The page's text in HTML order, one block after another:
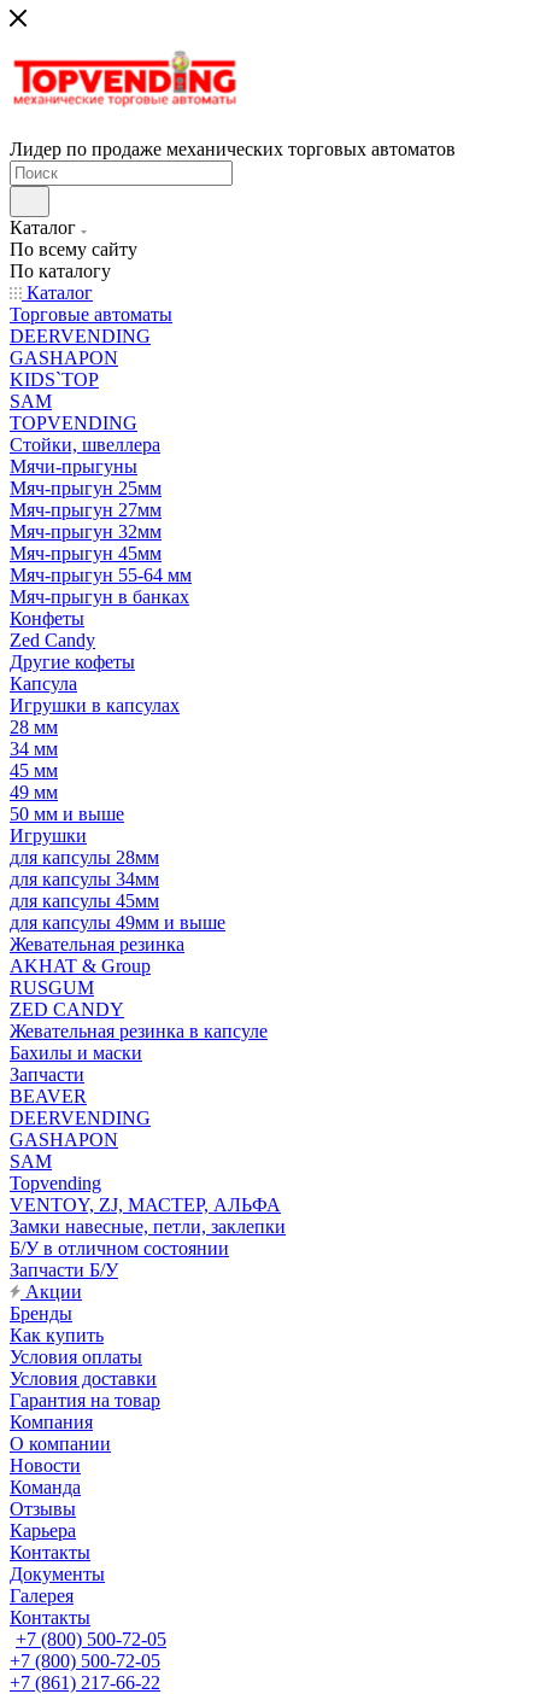
Лидер по продаже механических торговых автоматов
Каталог
По всему сайту
По каталогу
Каталог
Торговые автоматы
DEERVENDING
GASHAPON
KIDS`TOP
SAM
TOPVENDING
Стойки, швеллера
Мячи-прыгуны
Мяч-прыгун 25мм
Мяч-прыгун 27мм
Мяч-прыгун 32мм
Мяч-прыгун 45мм
Мяч-прыгун 55-64 мм
Мяч-прыгун в банках
Конфеты
Zed Candy
Другие кофеты
Капсула
Игрушки в капсулах
28 мм
34 мм
45 мм
49 мм
50 мм и выше
Игрушки
для капсулы 28мм
для капсулы 34мм
для капсулы 45мм
для капсулы 49мм и выше
Жевательная резинка
AKHAT & Group
RUSGUM
ZED CANDY
Жевательная резинка в капсуле
Бахилы и маски
Запчасти
BEAVER
DEERVENDING
GASHAPON
SAM
Topvending
VENTOY, ZJ, МАСТЕР, АЛЬФА
Замки навесные, петли, заклепки
Б/У в отличном состоянии
Запчасти Б/У
Акции
Бренды
Как купить
Условия оплаты
Условия доставки
Гарантия на товар
Компания
О компании
Новости
Команда
Отзывы
Карьера
Контакты
Документы
Галерея
Контакты
+7 (800) 500-72-05
+7 (800) 500-72-05
+7 (861) 217-66-22